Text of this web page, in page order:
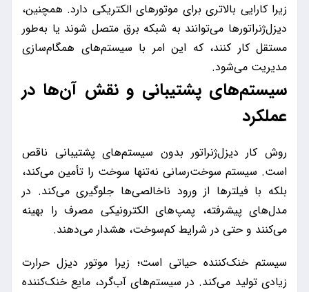
زیرا کارایی بالاتری برای موتورهای الکتریکی دارد. همچنین،
دیزل‌ژنراتورها می‌توانند به شبکه برق متصل شوند یا به‌طور
مستقل کار کنند، که این امر با سیستم‌های همگام‌سازی
مدیریت می‌شود.
سیستم‌های پشتیبانی و نقش آن‌ها در
عملکرد
روش کار دیزل‌ژنراتور بدون سیستم‌های پشتیبانی ناقص
است. سیستم سوخت‌رسانی نه‌تنها سوخت را تأمین می‌کند،
بلکه با فیلترها از ورود ناخالصی‌ها جلوگیری می‌کند. در
مدل‌های پیشرفته، پمپ‌های الکترونیکی مصرف را بهینه
می‌کنند و حتی در شرایط کم‌سوخت، هشدار می‌دهند.
سیستم خنک‌کننده حیاتی است؛ زیرا موتور دیزل حرارت
زیادی تولید می‌کند. در سیستم‌های آب‌گرد، مایع خنک‌کننده